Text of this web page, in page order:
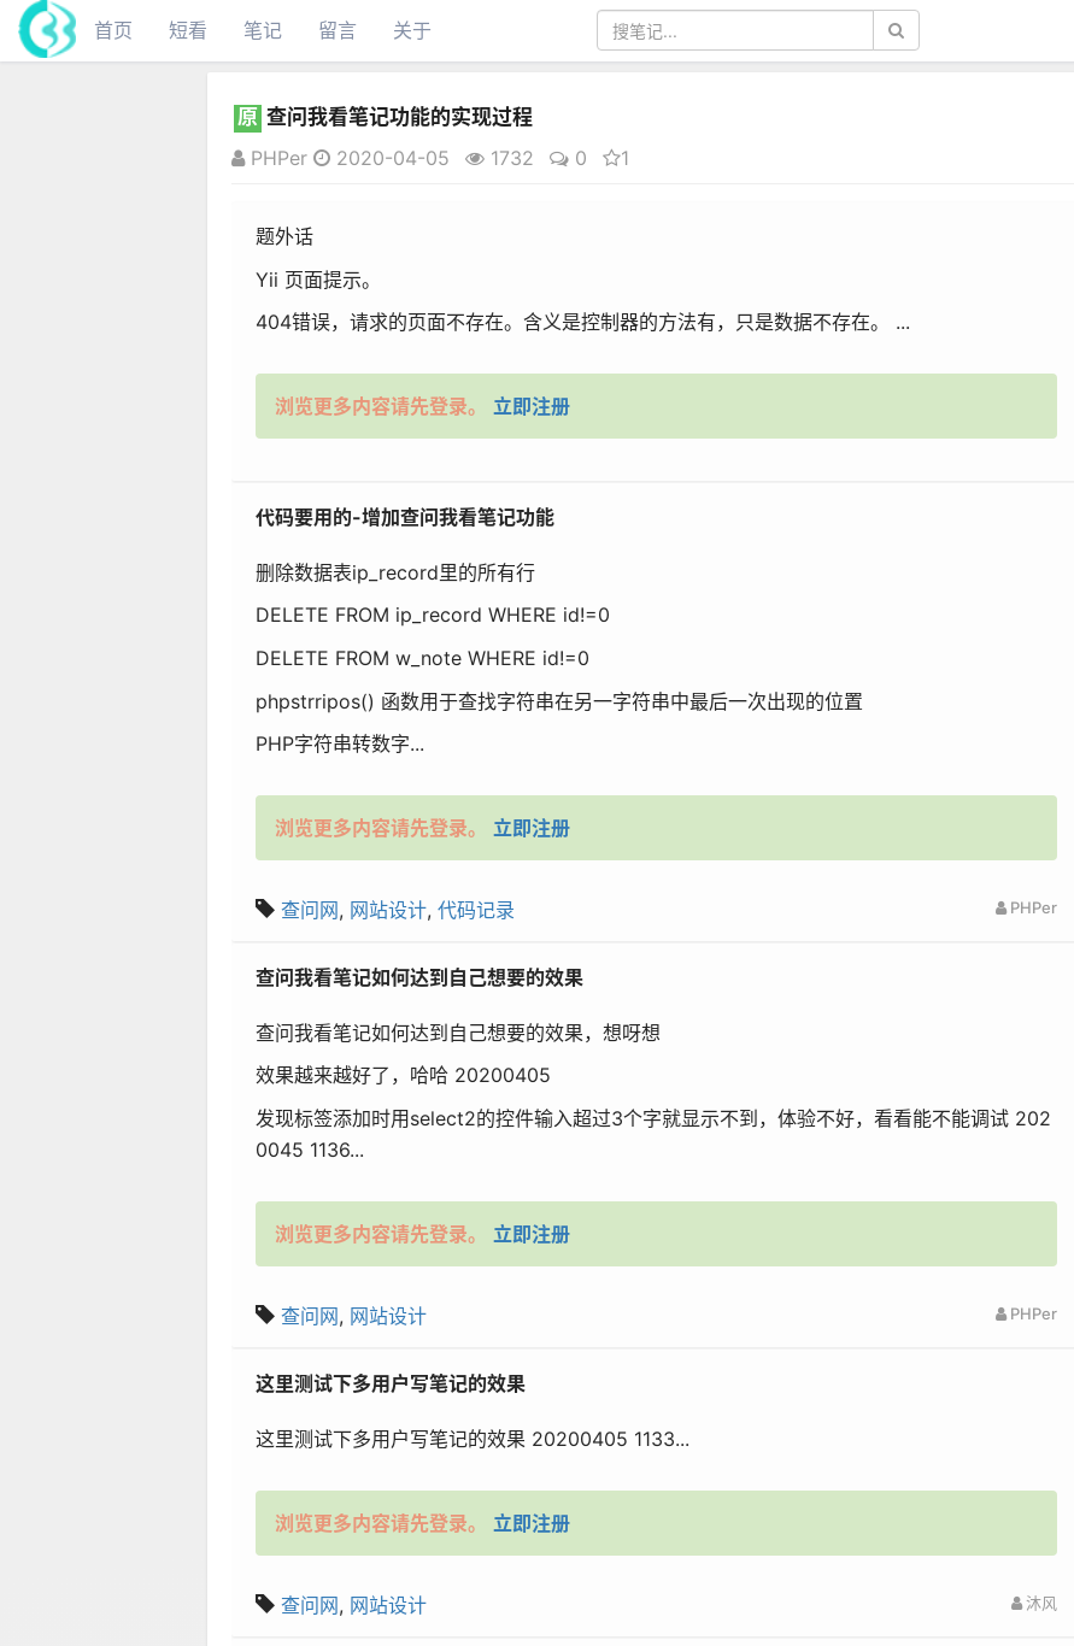
首页 短看 笔记 留言 关于
原 查问我看笔记功能的实现过程
PHPer
2020-04-05 1732 0 1
题外话
Yii 页面提示。
404错误，请求的页面不存在。含义是控制器的方法有，只是数据不存在。 ...
浏览更多内容请先登录。 立即注册
代码要用的-增加查问我看笔记功能
删除数据表ip_record里的所有行
DELETE FROM ip_record WHERE id!=0
DELETE FROM w_note WHERE id!=0
phpstrripos() 函数用于查找字符串在另一字符串中最后一次出现的位置
PHP字符串转数字...
浏览更多内容请先登录。 立即注册
查问网, 网站设计, 代码记录 PHPer
查问我看笔记如何达到自己想要的效果
查问我看笔记如何达到自己想要的效果，想呀想
效果越来越好了，哈哈 20200405
发现标签添加时用select2的控件输入超过3个字就显示不到，体验不好，看看能不能调试 202
0045 1136...
浏览更多内容请先登录。 立即注册
查问网, 网站设计 PHPer
这里测试下多用户写笔记的效果
这里测试下多用户写笔记的效果 20200405 1133...
浏览更多内容请先登录。 立即注册
查问网, 网站设计 沐风